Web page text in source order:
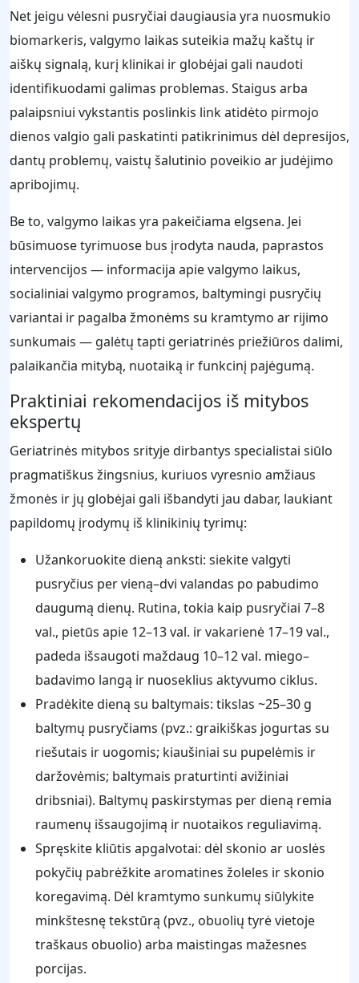
Net jeigu vėlesni pusryčiai daugiausia yra nuosmukio
biomarkeris, valgymo laikas suteikia mažų kaštų ir
aiškų signalą, kurį klinikai ir globėjai gali naudoti
identifikuodami galimas problemas. Staigus arba
palaipsniui vykstantis poslinkis link atidėto pirmojo
dienos valgio gali paskatinti patikrinimus dėl depresijos,
dantų problemų, vaistų šalutinio poveikio ar judėjimo
apribojimų.
Be to, valgymo laikas yra pakeičiama elgsena. Jei
būsimuose tyrimuose bus įrodyta nauda, paprastos
intervencijos — informacija apie valgymo laikus,
socialiniai valgymo programos, baltymingi pusryčių
variantai ir pagalba žmonėms su kramtymo ar rijimo
sunkumais — galėtų tapti geriatrinės priežiūros dalimi,
palaikančia mitybą, nuotaiką ir funkcinį pajėgumą.
Praktiniai rekomendacijos iš mitybos
ekspertų
Geriatrinės mitybos srityje dirbantys specialistai siūlo
pragmatiškus žingsnius, kuriuos vyresnio amžiaus
žmonės ir jų globėjai gali išbandyti jau dabar, laukiant
papildomų įrodymų iš klinikinių tyrimų:
Užankoruokite dieną anksti: siekite valgyti
pusryčius per vieną–dvi valandas po pabudimo
daugumą dienų. Rutina, tokia kaip pusryčiai 7–8
val., pietūs apie 12–13 val. ir vakarienė 17–19 val.,
padeda išsaugoti maždaug 10–12 val. miego–
badavimo langą ir nuoseklius aktyvumo ciklus.
Pradėkite dieną su baltymais: tikslas ~25–30 g
baltymų pusryčiams (pvz.: graikiškas jogurtas su
riešutais ir uogomis; kiaušiniai su pupelėmis ir
daržovėmis; baltymais praturtinti avižiniai
dribsniai). Baltymų paskirstymas per dieną remia
raumenų išsaugojimą ir nuotaikos reguliavimą.
Spręskite kliūtis apgalvotai: dėl skonio ar uoslės
pokyčių pabrėžkite aromatines žoleles ir skonio
koregavimą. Dėl kramtymo sunkumų siūlykite
minkštesnę tekstūrą (pvz., obuolių tyrė vietoje
traškaus obuolio) arba maistingas mažesnes
porcijas.